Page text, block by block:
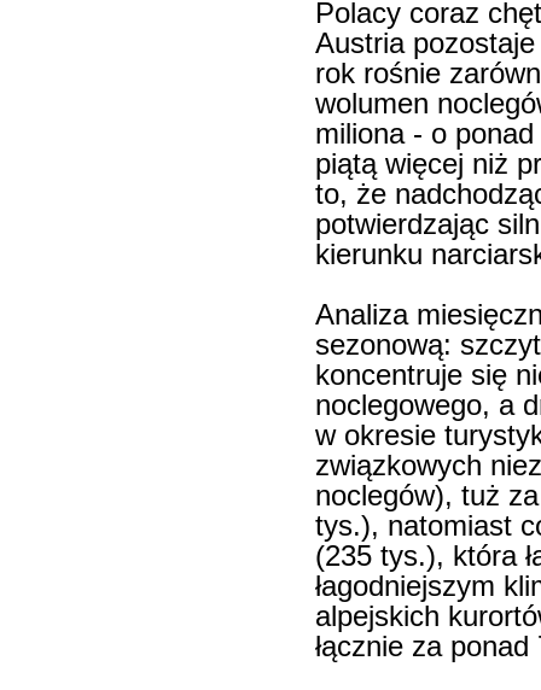
Polacy coraz
Austria
rok rośnie
wolumen
miliona - o
piątą więcej niż
to, że
potwierdzając
kierunku
Analiza
sezonową:
koncentruje się
noclegowego, a
w okresie
związkowych
noclegów), tuż
tys.), natomiast
(235 tys.), która
łagodniejszym
alpejskich
łącznie za